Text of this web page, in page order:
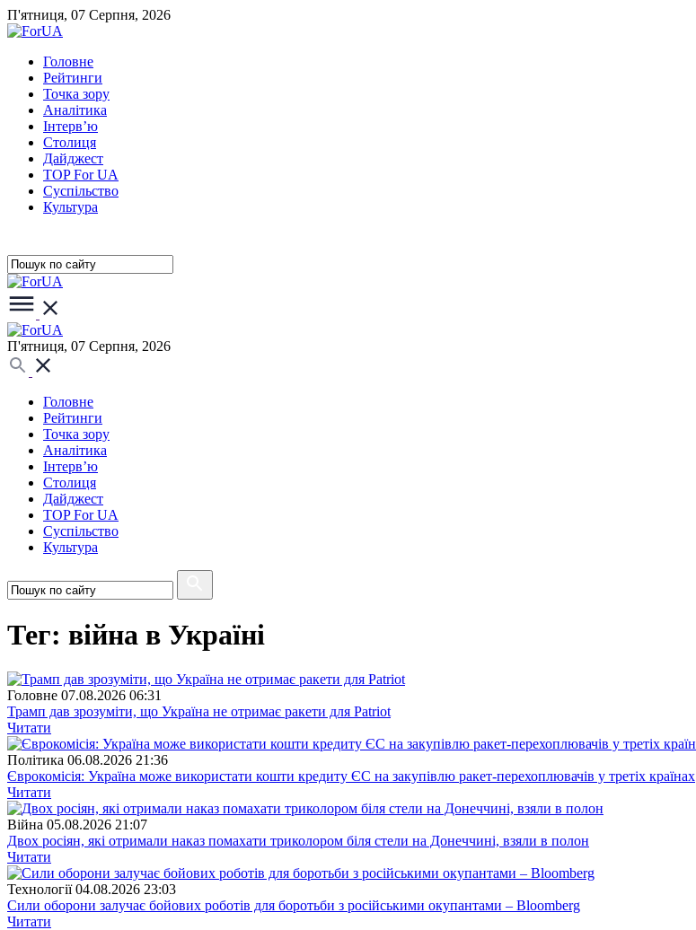
П'ятниця, 07 Серпня, 2026
Головне
Рейтинги
Точка зору
Аналітика
Інтерв’ю
Столиця
Дайджест
TOP For UA
Суспiльство
Культура
П'ятниця, 07 Серпня, 2026
Головне
Рейтинги
Точка зору
Аналітика
Інтерв’ю
Столиця
Дайджест
TOP For UA
Суспiльство
Культура
Тег: війна в Україні
Головне 07.08.2026 06:31
Трамп дав зрозуміти, що Україна не отримає ракети для Patriot
Читати
Полiтика 06.08.2026 21:36
Єврокомісія: Україна може використати кошти кредиту ЄС на закупівлю ракет-перехоплювачів у третіх країнах
Читати
Війна 05.08.2026 21:07
Двох росіян, які отримали наказ помахати триколором біля стели на Донеччині, взяли в полон
Читати
Технології 04.08.2026 23:03
Сили оборони залучає бойових роботів для боротьби з російськими окупантами – Bloomberg
Читати